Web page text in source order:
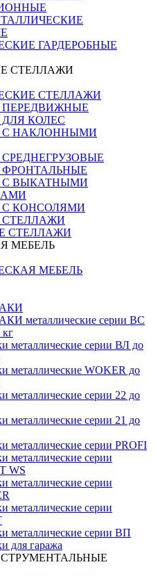
ГАРДЕРОБНЫЕ
СТЕЛЛАЖИ
СТЕЛЛАЖИ
КОЛЕС
С НАКЛОННЫМИ
С ВЫКАТНЫМИ
КОНСОЛЯМИ
СТЕЛЛАЖИ
МЕБЕЛЬ
МЕБЕЛЬ
металлические серии ВС
кг
металлические серии ВЛ до
металлические WOKER до
металлические серии 22 до
металлические серии 21 до
металлические серии PROFI
металлические серии
WS
металлические серии
металлические серии
металлические серии ВП
для гаража